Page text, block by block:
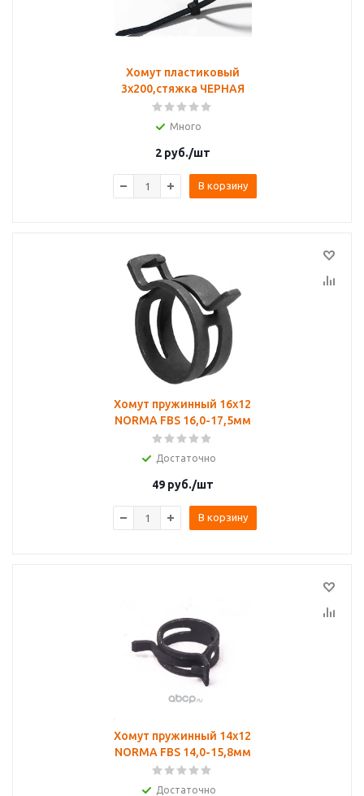
Хомут пластиковый
3х200,стяжка ЧЕРНАЯ
Много
2руб./шт
В корзину
Хомут пружинный 16х12
NORMA FBS 16,0-17,5мм
Достаточно
49руб./шт
В корзину
Хомут пружинный 14х12
NORMA FBS 14,0-15,8мм
Достаточно